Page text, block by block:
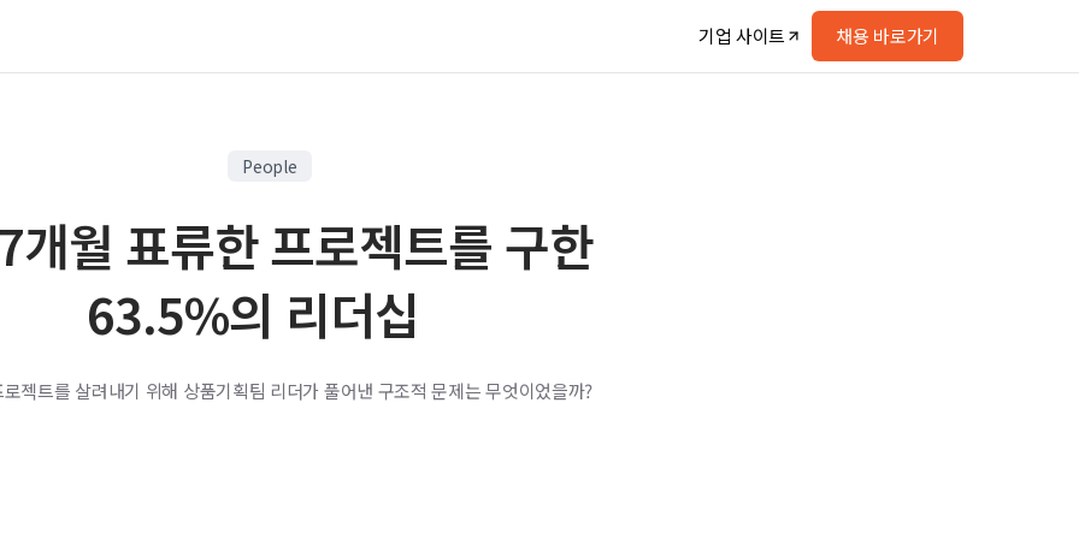
기업 사이트 채용 바로가기
People
개월 표류한 프로젝트를 구한
63.5%의 리더십
젝트를 살려내기 위해 상품기획팀 리더가 풀어낸 구조적 문제는 무엇이었을까?